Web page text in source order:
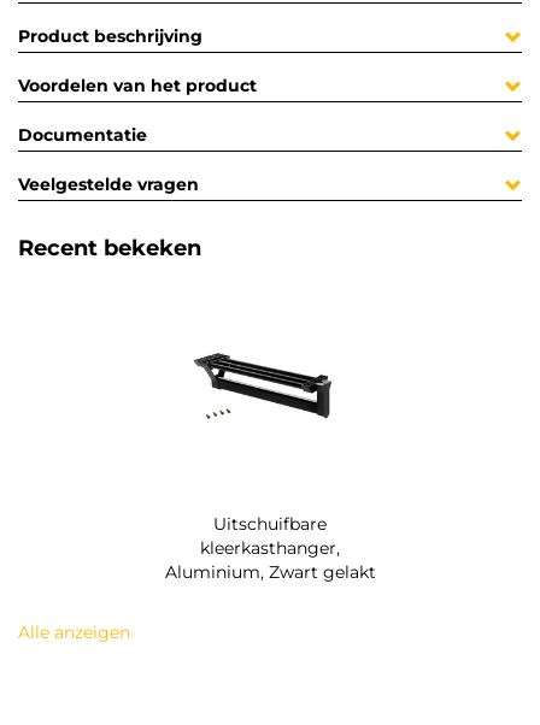
Product beschrijving
Voordelen van het product
Documentatie
Veelgestelde vragen
Recent bekeken
Uitschuifbare
kleerkasthanger,
Aluminium, Zwart gelakt
Alle anzeigen